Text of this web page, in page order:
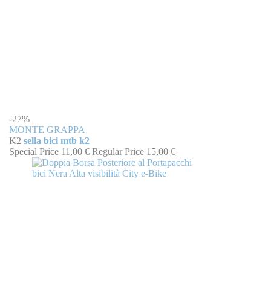
-27%
MONTE GRAPPA
K2 sella bici mtb k2
Special Price 11,00 € Regular Price 15,00 €